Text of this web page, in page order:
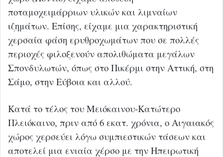
ποταμοχειμάρριων υλικών και λιμναίων
ιζημάτων. Επίσης, είχαμε μια χαρακτηριστική
χερσαία φάση ερυθροχωμάτων που σε πολλές
περιοχές φιλοξενούν απολιθώματα μεγάλων
Σπονδυλωτών, όπως στο Πικέρμι στην Αττική, στη
Σάμο, στην Εύβοια και αλλού.
Κατά το τέλος του Μειόκαινου-Κατώτερο
Πλειόκαινο, πριν από 6 εκατ. χρόνια, ο Αιγαιακός
χώρος χερσεύει λόγω συμπιεστικών τάσεων και
αποτελεί μια ενιαία χέρσο με την Ηπειρωτική